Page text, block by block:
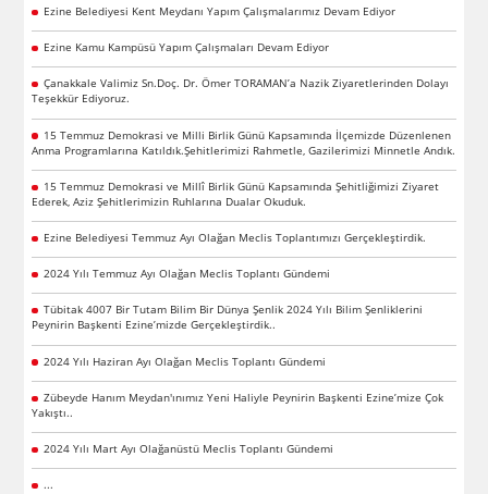
Ezine Belediyesi Kent Meydanı Yapım Çalışmalarımız Devam Ediyor
Ezine Kamu Kampüsü Yapım Çalışmaları Devam Ediyor
Çanakkale Valimiz Sn.Doç. Dr. Ömer TORAMAN’a Nazik Ziyaretlerinden Dolayı
Teşekkür Ediyoruz.
15 Temmuz Demokrasi ve Milli Birlik Günü Kapsamında İlçemizde Düzenlenen
Anma Programlarına Katıldık.Şehitlerimizi Rahmetle, Gazilerimizi Minnetle Andık.
15 Temmuz Demokrasi ve Millî Birlik Günü Kapsamında Şehitliğimizi Ziyaret
Ederek, Aziz Şehitlerimizin Ruhlarına Dualar Okuduk.
Ezine Belediyesi Temmuz Ayı Olağan Meclis Toplantımızı Gerçekleştirdik.
2024 Yılı Temmuz Ayı Olağan Meclis Toplantı Gündemi
Tübitak 4007 Bir Tutam Bilim Bir Dünya Şenlik 2024 Yılı Bilim Şenliklerini
Peynirin Başkenti Ezine’mizde Gerçekleştirdik..
2024 Yılı Haziran Ayı Olağan Meclis Toplantı Gündemi
Zübeyde Hanım Meydan'ınımız Yeni Haliyle Peynirin Başkenti Ezine’mize Çok
Yakıştı..
2024 Yılı Mart Ayı Olağanüstü Meclis Toplantı Gündemi
...